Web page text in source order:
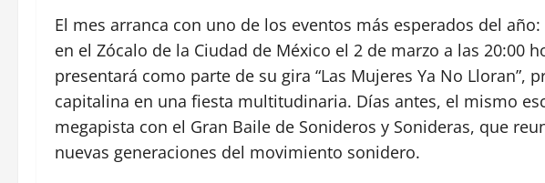
El mes arranca con uno de los eventos más esperados del
en el Zócalo de la Ciudad de México el 2 de marzo a las 20:00
presentará como parte de su gira “Las Mujeres Ya No Lloran”,
capitalina en una fiesta multitudinaria. Días antes, el mismo
megapista con el Gran Baile de Sonideros y Sonideras, que
nuevas generaciones del movimiento sonidero.